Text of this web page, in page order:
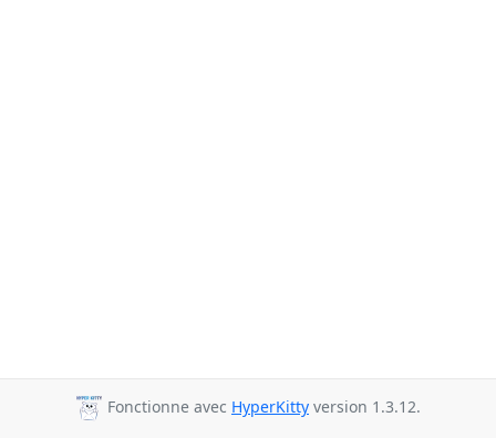
Fonctionne avec HyperKitty version 1.3.12.